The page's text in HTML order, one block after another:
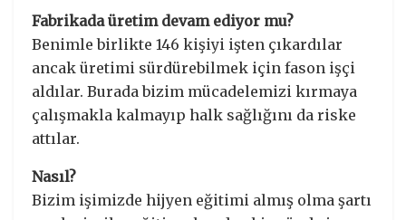
Fabrikada üretim devam ediyor mu?
Benimle birlikte 146 kişiyi işten çıkardılar
ancak üretimi sürdürebilmek için fason işçi
aldılar. Burada bizim mücadelemizi kırmaya
çalışmakla kalmayıp halk sağlığını da riske
attılar.
Nasıl?
Bizim işimizde hijyen eğitimi almış olma şartı